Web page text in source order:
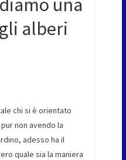
alberi
chi si è orientato
non avendo la
adesso ha il
quale sia la maniera